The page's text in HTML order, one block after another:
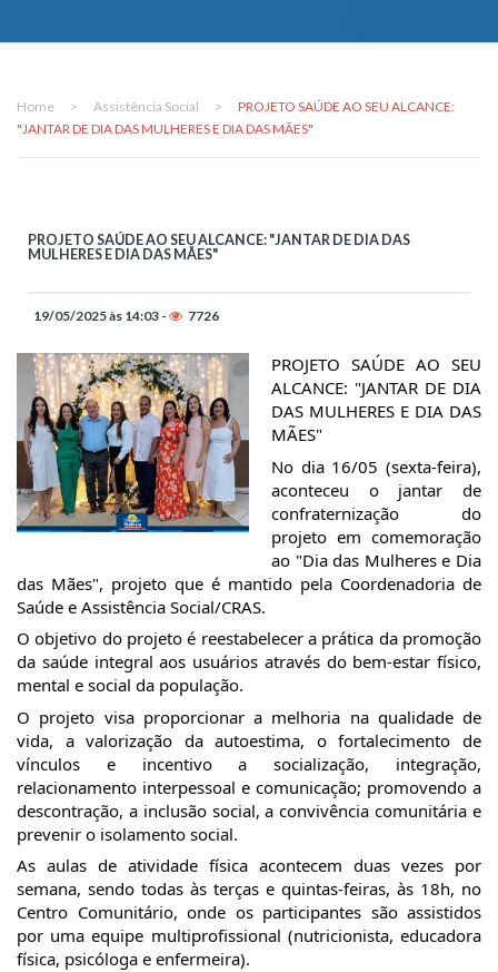
Home > Assistência Social >
PROJETO SAÚDE AO SEU ALCANCE:
"JANTAR DE DIA DAS MULHERES E DIA DAS MÃES"
PROJETO SAÚDE AO SEU ALCANCE: "JANTAR DE DIA DAS
MULHERES E DIA DAS MÃES"
19/05/2025 às 14:03 - 7726
PROJETO SAÚDE AO SEU
ALCANCE: "JANTAR DE DIA
DAS MULHERES E DIA DAS
MÃES"
No dia 16/05 (sexta-feira),
aconteceu o jantar de
confraternização do
projeto em comemoração
ao "Dia das Mulheres e Dia
das Mães", projeto que é mantido pela Coordenadoria de
Saúde e Assistência Social/CRAS.
O objetivo do projeto é reestabelecer a prática da promoção
da saúde integral aos usuários através do bem-estar físico,
mental e social da população.
O projeto visa proporcionar a melhoria na qualidade de
vida, a valorização da autoestima, o fortalecimento de
vínculos e incentivo a socialização, integração,
relacionamento interpessoal e comunicação; promovendo a
descontração, a inclusão social, a convivência comunitária e
prevenir o isolamento social.
As aulas de atividade física acontecem duas vezes por
semana, sendo todas às terças e quintas-feiras, às 18h, no
Centro Comunitário, onde os participantes são assistidos
por uma equipe multiprofissional (nutricionista, educadora
física, psicóloga e enfermeira).